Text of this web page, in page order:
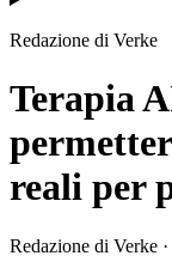
Redazione di Verke
Terapia
reali per
Redazione di Verke ·